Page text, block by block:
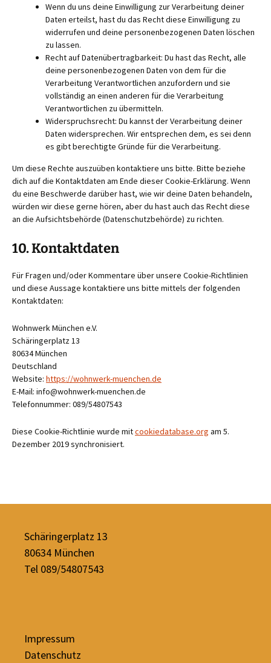
Wenn du uns deine Einwilligung zur Verarbeitung deiner
Daten erteilst, hast du das Recht diese Einwilligung zu
widerrufen und deine personenbezogenen Daten löschen
zu lassen.
Recht auf Datenübertragbarkeit: Du hast das Recht, alle
deine personenbezogenen Daten von dem für die
Verarbeitung Verantwortlichen anzufordern und sie
vollständig an einen anderen für die Verarbeitung
Verantwortlichen zu übermitteln.
Widerspruchsrecht: Du kannst der Verarbeitung deiner
Daten widersprechen. Wir entsprechen dem, es sei denn
es gibt berechtigte Gründe für die Verarbeitung.
Um diese Rechte auszuüben kontaktiere uns bitte. Bitte beziehe
dich auf die Kontaktdaten am Ende dieser Cookie-Erklärung. Wenn
du eine Beschwerde darüber hast, wie wir deine Daten behandeln,
würden wir diese gerne hören, aber du hast auch das Recht diese
an die Aufsichtsbehörde (Datenschutzbehörde) zu richten.
10. Kontaktdaten
Für Fragen und/oder Kommentare über unsere Cookie-Richtlinien
und diese Aussage kontaktiere uns bitte mittels der folgenden
Kontaktdaten:
Wohnwerk München e.V.
Schäringerplatz 13
80634 München
Deutschland
Website: https://wohnwerk-muenchen.de
E-Mail: info@wohnwerk-muenchen.de
Telefonnummer: 089/54807543
Diese Cookie-Richtlinie wurde mitcookiedatabase.org am 5.
Dezember 2019 synchronisiert.
Schäringerplatz 13
80634 München
Tel 089/54807543
Impressum
Datenschutz